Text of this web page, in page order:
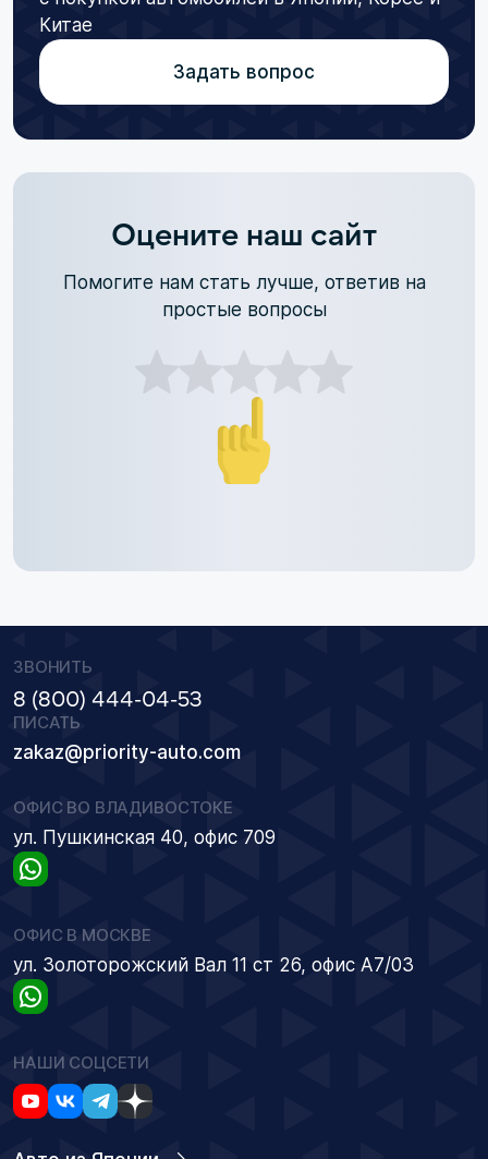
Китае
Задать вопрос
Оцените наш сайт
Помогите нам стать лучше, ответив на
простые вопросы
ЗВОНИТЬ
8 (800) 444-04-53
ПИСАТЬ
zakaz@priority-auto.com
ОФИС ВО ВЛАДИВОСТОКЕ
ул. Пушкинская 40, офис 709
ОФИС В МОСКВЕ
ул. Золоторожский Вал 11 ст 26, офис А7/03
НАШИ СОЦСЕТИ